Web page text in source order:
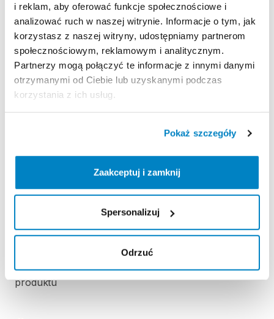
i reklam, aby oferować funkcje społecznościowe i
analizować ruch w naszej witrynie. Informacje o tym, jak
korzystasz z naszej witryny, udostępniamy partnerom
społecznościowym, reklamowym i analitycznym.
Partnerzy mogą połączyć te informacje z innymi danymi
otrzymanymi od Ciebie lub uzyskanymi podczas
korzystania z ich usług.
Pokaż szczegóły
Zaakceptuj i zamknij
Spersonalizuj
Odrzuć
Łatwość transportu
Prostokątny pokrowiec | 60 x 30 x 30 cm | 54 litry
12​,​5 kg
Strona produktu w sklepie
Nie pobieramy kaucji za wypożyczenie tego
produktu